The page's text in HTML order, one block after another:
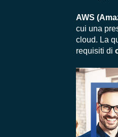
AWS
cui una
cloud. La
requisiti di